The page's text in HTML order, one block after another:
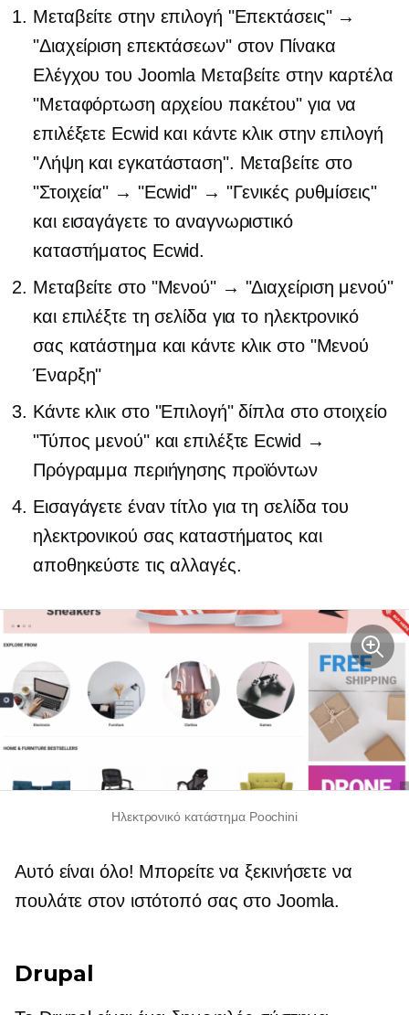
Μεταβείτε στην επιλογή "Επεκτάσεις" →
"Διαχείριση επεκτάσεων" στον Πίνακα
Ελέγχου του Joomla Μεταβείτε στην καρτέλα
"Μεταφόρτωση αρχείου πακέτου" για να
επιλέξετε Ecwid και κάντε κλικ στην επιλογή
"Λήψη και εγκατάσταση". Μεταβείτε στο
"Στοιχεία" → "Ecwid" → "Γενικές ρυθμίσεις"
και εισαγάγετε το αναγνωριστικό
καταστήματος Ecwid.
Μεταβείτε στο "Μενού" → "Διαχείριση μενού"
και επιλέξτε τη σελίδα για το ηλεκτρονικό
σας κατάστημα και κάντε κλικ στο "Μενού
Έναρξη"
Κάντε κλικ στο "Επιλογή" δίπλα στο στοιχείο
"Τύπος μενού" και επιλέξτε Ecwid →
Πρόγραμμα περιήγησης προϊόντων
Εισαγάγετε έναν τίτλο για τη σελίδα του
ηλεκτρονικού σας καταστήματος και
αποθηκεύστε τις αλλαγές.
Ηλεκτρονικό κατάστημα Poochini
Αυτό είναι όλο! Μπορείτε να ξεκινήσετε να
πουλάτε στον ιστότοπό σας στο Joomla.
Drupal